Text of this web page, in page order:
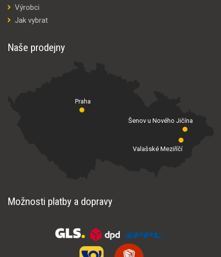
Výrobci
Jak vybrat
Naše prodejny
Praha
Valašské Meziříčí
Šenov u Nového Jičína
Možnosti platby a dopravy